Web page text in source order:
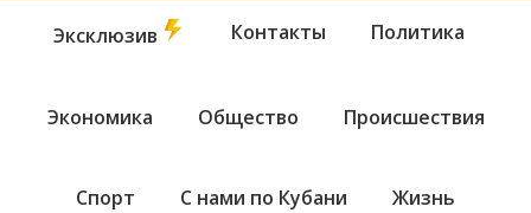
Эксклюзив Контакты Политика
Экономика Общество Происшествия
Спорт С нами по Кубани Жизнь